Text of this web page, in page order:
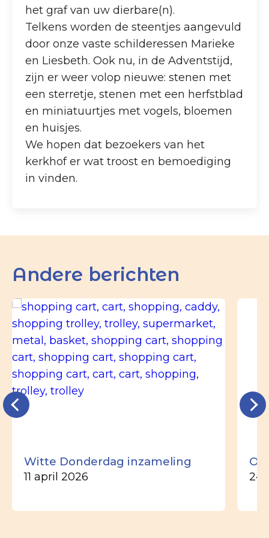
het graf van uw dierbare(n).
Telkens worden de steentjes aangevuld
door onze vaste schilderessen Marieke
en Liesbeth. Ook nu, in de Adventstijd,
zijn er weer volop nieuwe: stenen met
een sterretje, stenen met een herfstblad
en miniatuurtjes met vogels, bloemen
en huisjes.
We hopen dat bezoekers van het
kerkhof er wat troost en bemoediging
in vinden.
Andere berichten
Witte Donderdag inzameling
11 april 2026 24